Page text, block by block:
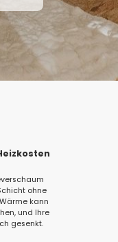
ohne
kann
und Ihre
gesenkt.